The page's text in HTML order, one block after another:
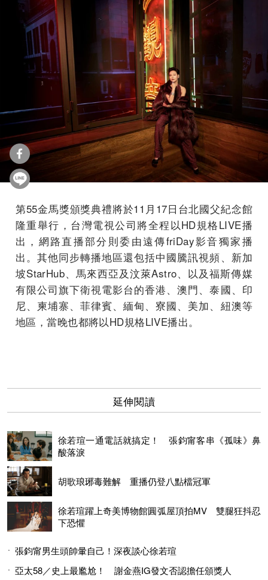
第55金馬獎頒獎典禮將於11月17日台北國父紀念館
隆重舉行，台灣電視公司將全程以HD規格LIVE播
出，網路直播部分則委由遠傳friDay影音獨家播
出。其他同步轉播地區還包括中國騰訊視頻、新加
坡StarHub、馬來西亞及汶萊Astro、以及福斯傳媒
有限公司旗下衛視電影台的香港、澳門、泰國、印
尼、柬埔寨、菲律賓、緬甸、寮國、美加、紐澳等
地區，當晚也都將以HD規格LIVE播出。
延伸閱讀
徐若瑄一通電話就搞定！ 張鈞甯客串《孤味》鼻
酸落淚
胡歌琅琊毒難解 重播仍登八點檔冠軍
徐若瑄躍上奇美博物館圓弧屋頂拍MV 雙腿狂抖忍
下恐懼
張鈞甯男生頭帥暈自己！深夜談心徐若瑄
亞太58／史上最尷尬！ 謝金燕IG發文否認擔任頒獎人